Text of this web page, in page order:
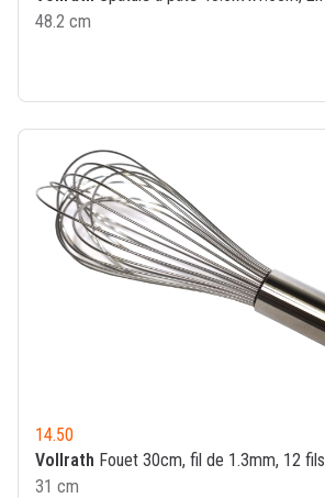
48.2 cm
14.50
Vollrath Fouet 30cm, fil de 1.3mm, 12 fils
31 cm